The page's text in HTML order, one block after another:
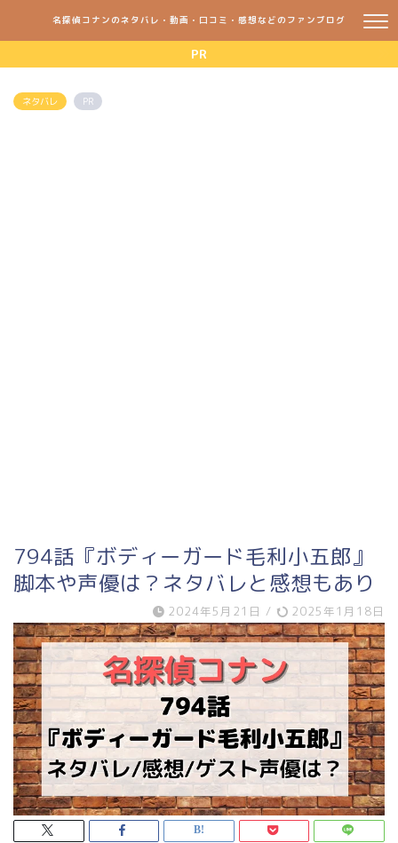
名探偵コナンのネタバレ・動画・口コミ・感想などのファンブログ
PR
ネタバレ PR
794話『ボディーガード毛利小五郎』
脚本や声優は？ネタバレと感想もあり
2024年5月21日 / 2025年1月18日